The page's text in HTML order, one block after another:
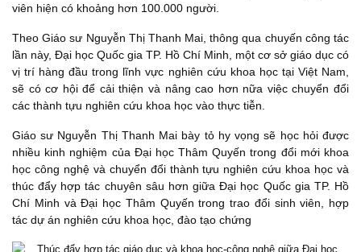
viên hiện có khoảng hơn 100.000 người.
Theo Giáo sư Nguyễn Thị Thanh Mai, thông qua chuyến công tác
lần này, Đại học Quốc gia TP. Hồ Chí Minh, một cơ sở giáo dục có
vị trí hàng đầu trong lĩnh vực nghiên cứu khoa học tại Việt Nam,
sẽ có cơ hội để cải thiện và nâng cao hơn nữa việc chuyển đổi
các thành tựu nghiên cứu khoa học vào thực tiễn.
Giáo sư Nguyễn Thị Thanh Mai bày tỏ hy vọng sẽ học hỏi được
nhiều kinh nghiệm của Đại học Thâm Quyến trong đổi mới khoa
học công nghệ và chuyển đổi thành tựu nghiên cứu khoa học và
thúc đẩy hợp tác chuyên sâu hơn giữa Đại học Quốc gia TP. Hồ
Chí Minh và Đại học Thâm Quyến trong trao đổi sinh viên, hợp
tác dự án nghiên cứu khoa học, đào tạo chứng